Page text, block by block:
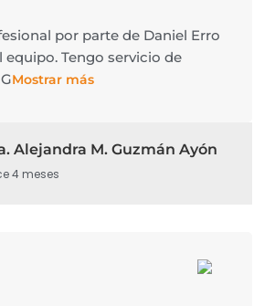
por parte de Daniel Erro
equipo. Tengo servicio de
Mostrar más
Alejandra M. Guzmán Ayón
4 meses